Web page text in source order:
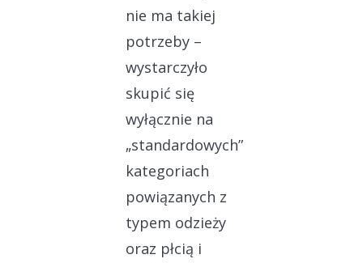
nie ma takiej
potrzeby –
wystarczyło
skupić się
wyłącznie na
„standardowych”
kategoriach
powiązanych z
typem odzieży
oraz płcią i